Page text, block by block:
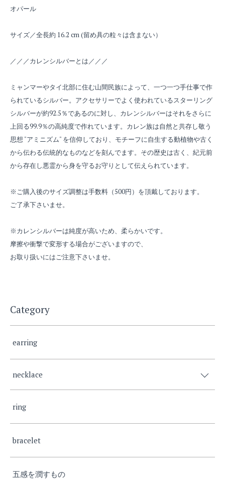
オパール
サイズ／全長約 16.2 cm (留め具の粒々は含まない）
／／／カレンシルバーとは／／／
ミャンマーやタイ北部に住む山間民族によって、一つ一つ手仕事で作
られているシルバー。アクセサリーでよく使われているスターリング
シルバーが約92.5％であるのに対し、カレンシルバーはそれをさらに
上回る99.9％の高純度で作れています。カレン族は自然と共存し敬う
思想 "アミニズム" を信仰しており、モチーフに自生する動植物や古く
から伝わる伝統的なものなどを刻んでます。その歴史は古く、紀元前
から存在し悪霊から身を守るお守りとして伝えられています。
※ご購入後のサイズ調整は手数料（500円）を頂戴しております。
ご了承下さいませ。
※カレンシルバーは純度が高いため、柔らかいです。
摩擦や衝撃で変形する場合がございますので、
お取り扱いにはご注意下さいませ。
Category
earring
necklace
ring
bracelet
五感を潤すもの